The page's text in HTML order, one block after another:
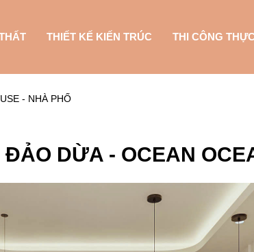
THIẾT KẾ KIẾN TRÚC THI CÔNG
- NHÀ PHỐ
DỪA - OCEAN